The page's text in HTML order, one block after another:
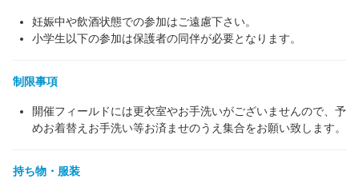
妊娠中や飲酒状態での参加はご遠慮下さい。
小学生以下の参加は保護者の同伴が必要となります。
制限事項
開催フィールドには更衣室やお手洗いがございませんので、予
めお着替えお手洗い等お済ませのうえ集合をお願い致します。
持ち物・服装